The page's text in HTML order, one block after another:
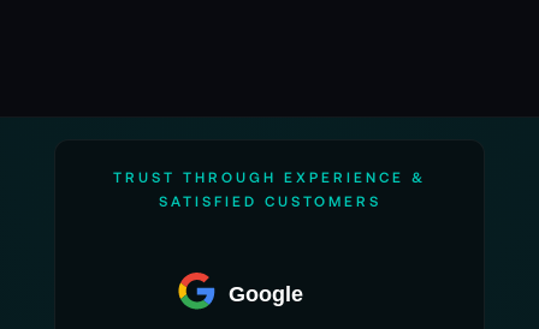
TRUST THROUGH EXPERIENCE &
SATISFIED CUSTOMERS
Google